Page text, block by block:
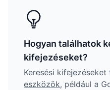
Hogyan találhatok
kifejezéseket?
Keresési kifejezéseket
eszközök, például a